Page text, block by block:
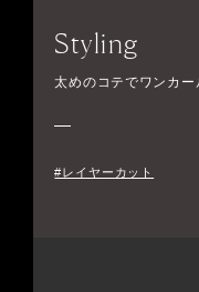
Styling
太めのコテでワンカー
#レイヤーカット